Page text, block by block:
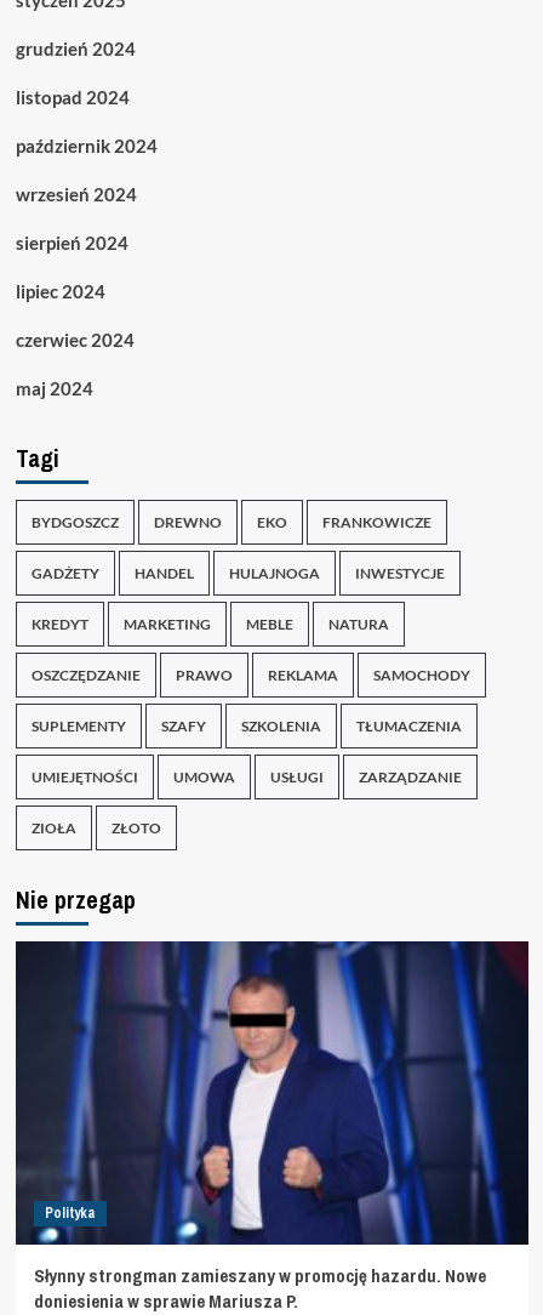
grudzień 2024
listopad 2024
październik 2024
wrzesień 2024
sierpień 2024
lipiec 2024
czerwiec 2024
maj 2024
Tagi
BYDGOSZCZ DREWNO EKO FRANKOWICZE
GADŻETY HANDEL HULAJNOGA INWESTYCJE
KREDYT MARKETING MEBLE NATURA
OSZCZĘDZANIE PRAWO REKLAMA SAMOCHODY
SUPLEMENTY SZAFY SZKOLENIA TŁUMACZENIA
UMIEJĘTNOŚCI UMOWA USŁUGI ZARZĄDZANIE
ZIOŁA ZŁOTO
Nie przegap
Polityka
Słynny strongman zamieszany w promocję hazardu. Nowe
doniesienia w sprawie Mariusza P.